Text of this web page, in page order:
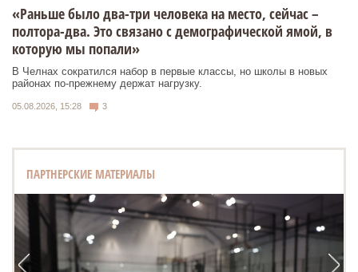
«Раньше было два-три человека на место, сейчас –
полтора-два. Это связано с демографической ямой, в
которую мы попали»
В Челнах сократился набор в первые классы, но школы в новых
районах по-прежнему держат нагрузку.
05.08.2026, 15:28 3
ПАРТНЕРСКИЕ МАТЕРИАЛЫ